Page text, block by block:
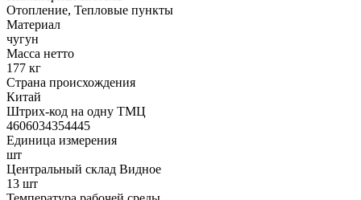
Отопление, Тепловые пункты
Материал
чугун
Масса нетто
177 кг
Страна происхождения
Китай
Штрих-код на одну ТМЦ
4606034354445
Единица измерения
шт
Центральный склад Видное
13 шт